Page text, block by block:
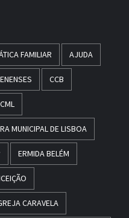
FAMILIAR AJUDA
CCB
CML
MUNICIPAL DE LISBOA
ERMIDA BELÉM
CARAVELA